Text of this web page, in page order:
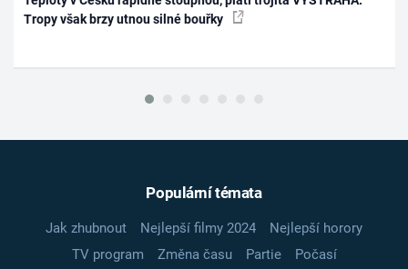
Tropy však brzy utnou silné bouřky
Populární témata
Jak zhubnout Nejlepší filmy 2024
Nejlepší horory
TV program
Změna času Partie
Počasí